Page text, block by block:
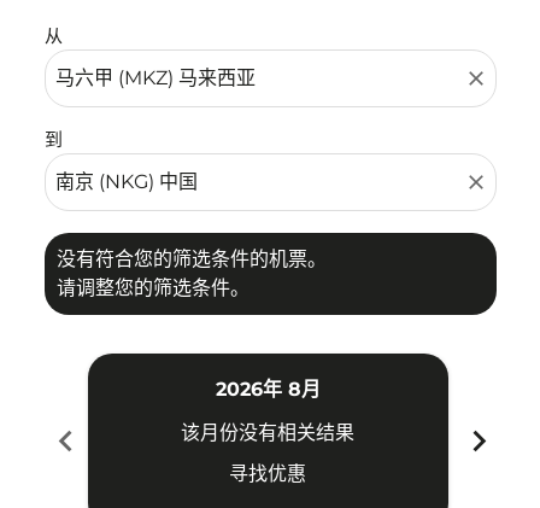
从
close
到
close
没有符合您的筛选条件的机票。
请调整您的筛选条件。
chevron_left
2026年 8月
该月份没有相关结果
寻找优惠
chevron_right